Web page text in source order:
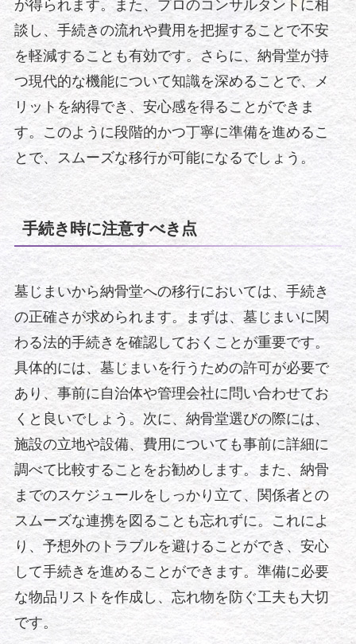
が得られます。また、プロのコンサルタントに相
談し、手続きの流れや費用を把握することで不安
を軽減することも有効です。さらに、納骨堂が持
つ現代的な機能について知識を深めることで、メ
リットを納得でき、安心感を得ることができま
す。このように段階的かつ丁寧に準備を進めるこ
とで、スムーズな移行が可能になるでしょう。
手続き時に注意すべき点
墓じまいから納骨堂への移行においては、手続き
の正確さが求められます。まずは、墓じまいに関
わる法的手続きを確認しておくことが重要です。
具体的には、墓じまいを行うための許可が必要で
あり、事前に自治体や管理会社に問い合わせてお
くと良いでしょう。次に、納骨堂選びの際には、
施設の立地や設備、費用についても事前に詳細に
調べて比較することをお勧めします。また、納骨
までのスケジュールをしっかり立て、関係者との
スムーズな連携を図ることも忘れずに。これによ
り、予想外のトラブルを避けることができ、安心
して手続きを進めることができます。準備に必要
な物品リストを作成し、忘れ物を防ぐ工夫も大切
です。